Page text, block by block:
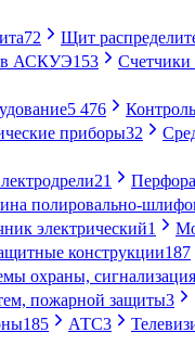
72 Щит
в АСКУЭ153 Счетчики
5 476
приборы32
21
полировально-
электрический1
конструкции187
охраны, сигнализация
пожарной защиты3
185 АТС3